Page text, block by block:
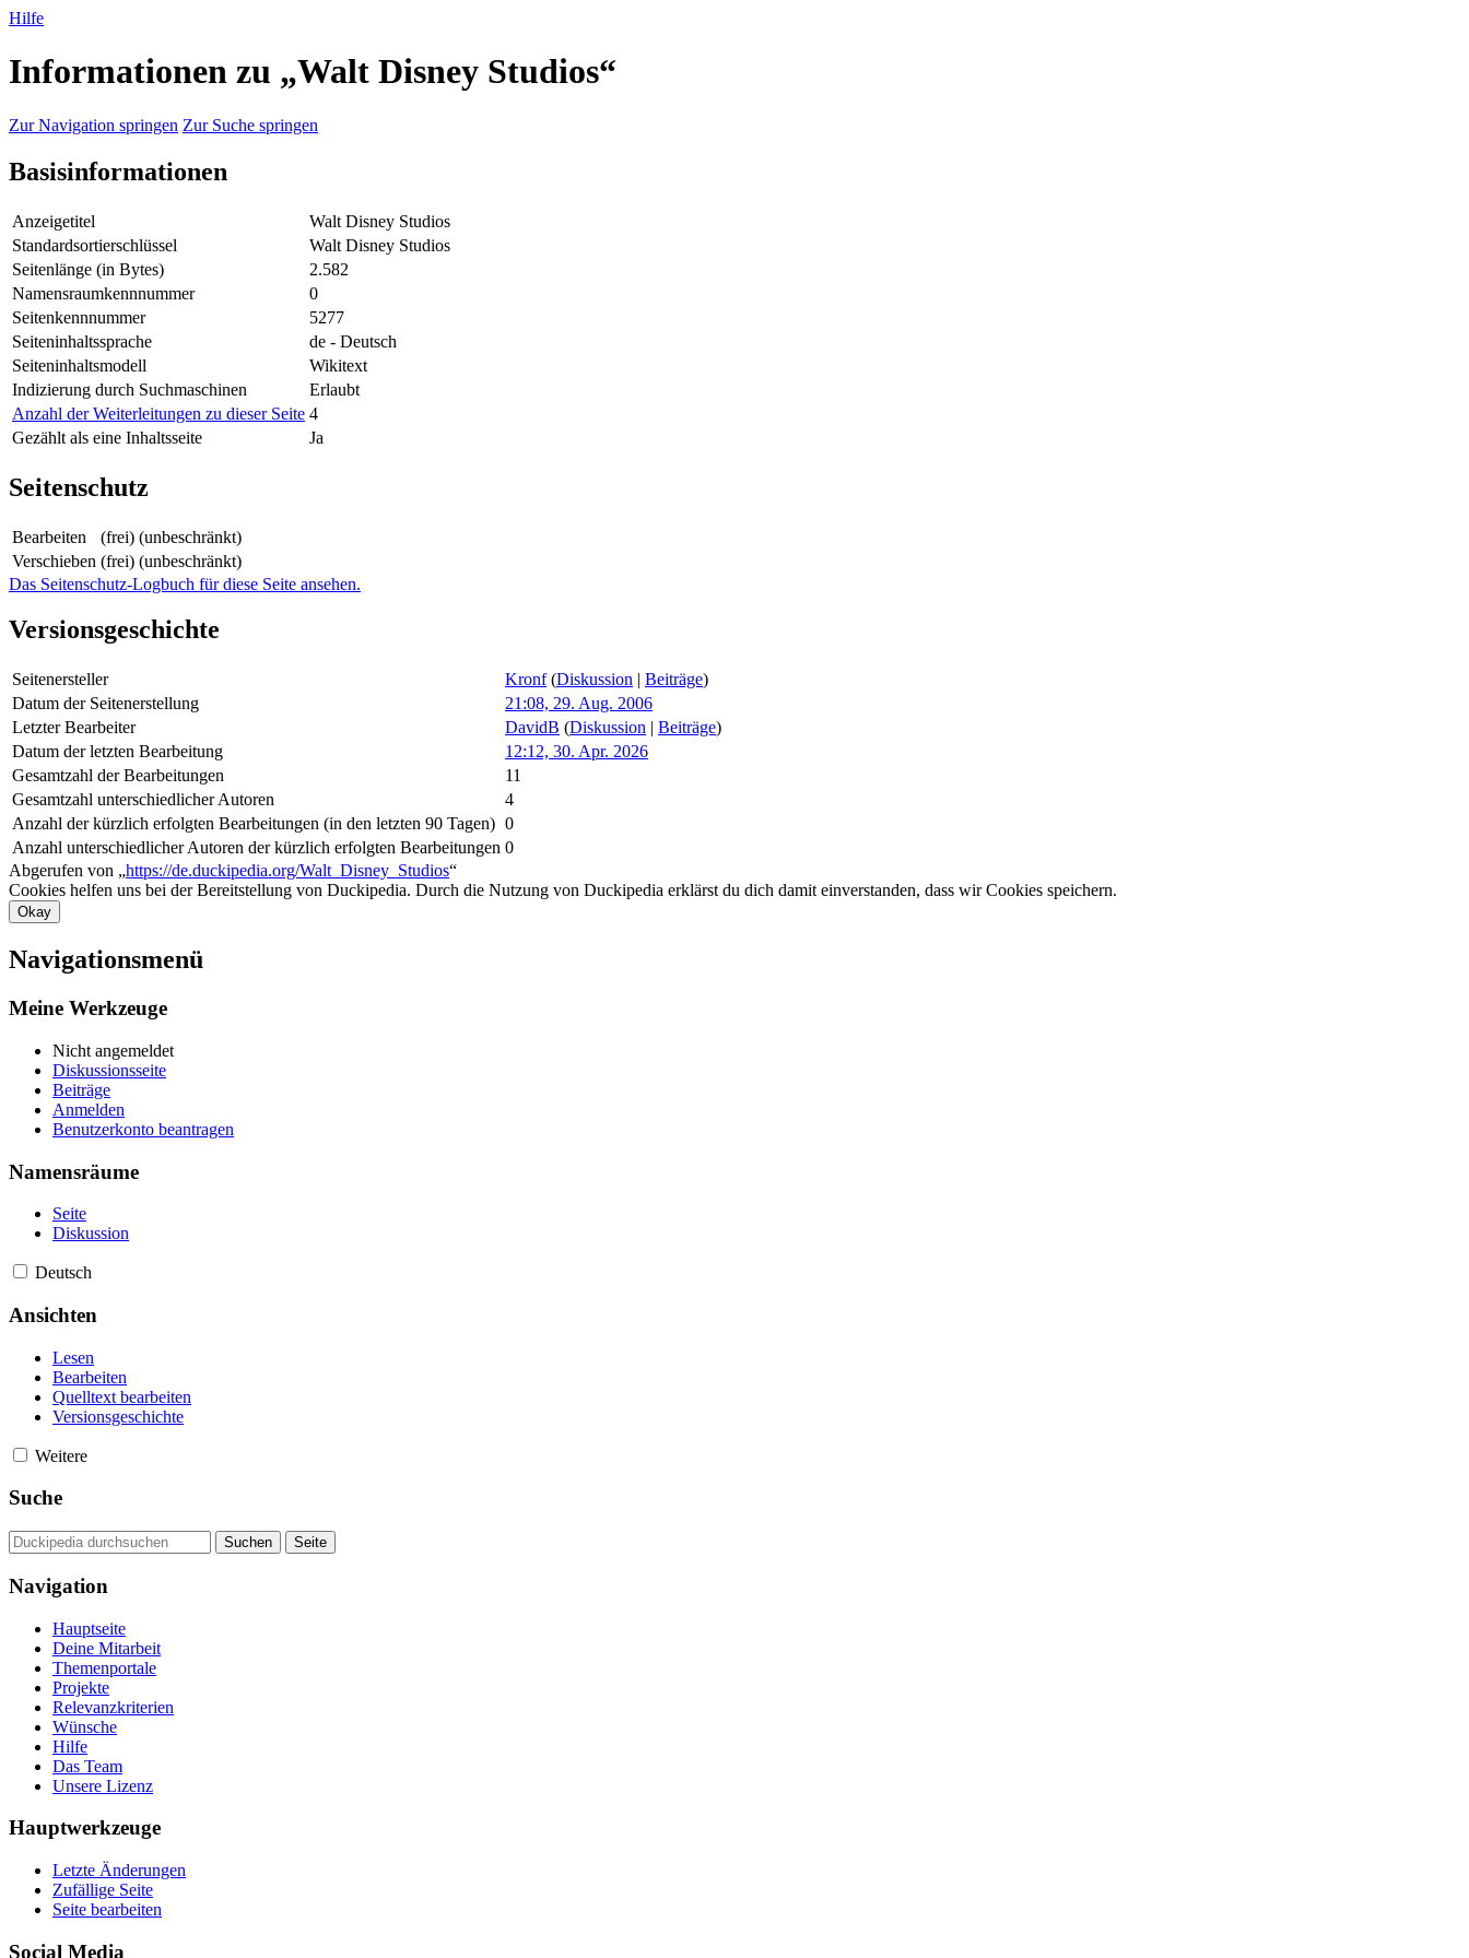
Hilfe
Informationen zu „Walt Disney Studios“
Zur Navigation springen Zur Suche springen
Basisinformationen
Anzeigetitel
Walt Disney Studios
Standardsortierschlüssel
Walt Disney Studios
Seitenlänge (in Bytes)
2.582
Namensraumkennnummer
0
Seitenkennnummer
5277
Seiteninhaltssprache
de - Deutsch
Seiteninhaltsmodell
Wikitext
Indizierung durch Suchmaschinen
Erlaubt
Anzahl der Weiterleitungen zu dieser Seite 4
Gezählt als eine Inhaltsseite
Ja
Seitenschutz
Bearbeiten
(frei) (unbeschränkt)
Verschieben (frei) (unbeschränkt)
Das Seitenschutz-Logbuch für diese Seite ansehen.
Versionsgeschichte
Seitenersteller Kronf (Diskussion | Beiträge)
Datum der Seitenerstellung
21:08, 29. Aug. 2006
Letzter Bearbeiter
DavidB (Diskussion | Beiträge)
Datum der letzten Bearbeitung
12:12, 30. Apr. 2026
Gesamtzahl der Bearbeitungen
11
Gesamtzahl unterschiedlicher Autoren
4
Anzahl der kürzlich erfolgten Bearbeitungen (in den letzten 90 Tagen) 0
Anzahl unterschiedlicher Autoren der kürzlich erfolgten Bearbeitungen 0
Abgerufen von „https://de.duckipedia.org/Walt_Disney_Studios“
Cookies helfen uns bei der Bereitstellung von Duckipedia. Durch die Nutzung von Duckipedia erklärst du dich damit einverstanden, dass wir Cookies speichern.
Okay
Navigationsmenü
Meine Werkzeuge
Nicht angemeldet
Diskussionsseite
Beiträge
Anmelden
Benutzerkonto beantragen
Namensräume
Seite
Diskussion
Deutsch
Ansichten
Lesen
Bearbeiten
Quelltext bearbeiten
Versionsgeschichte
Weitere
Suche
Navigation
Hauptseite
Deine Mitarbeit
Themenportale
Projekte
Relevanzkriterien
Wünsche
Hilfe
Das Team
Unsere Lizenz
Hauptwerkzeuge
Letzte Änderungen
Zufällige Seite
Seite bearbeiten
Social Media